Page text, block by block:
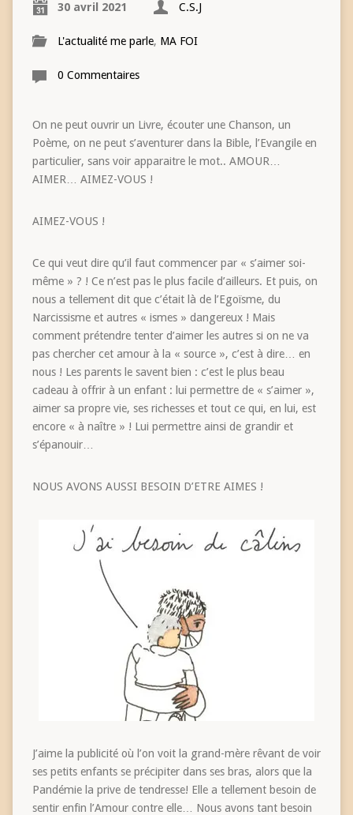
30 avril 2021 C.S.J
L'actualité me parle, MA FOI
0 Commentaires
On ne peut ouvrir un Livre, écouter une Chanson, un
Poème, on ne peut s’aventurer dans la Bible, l’Evangile en
particulier, sans voir apparaitre le mot.. AMOUR…
AIMER… AIMEZ-VOUS !
AIMEZ-VOUS !
Ce qui veut dire qu’il faut commencer par « s’aimer soi-
même » ? ! Ce n’est pas le plus facile d’ailleurs. Et puis, on
nous a tellement dit que c’était là de l’Egoïsme, du
Narcissisme et autres « ismes » dangereux ! Mais
comment prétendre tenter d’aimer les autres si on ne va
pas chercher cet amour à la « source », c’est à dire… en
nous ! Les parents le savent bien : c’est le plus beau
cadeau à offrir à un enfant : lui permettre de « s’aimer »,
aimer sa propre vie, ses richesses et tout ce qui, en lui, est
encore « à naître » ! Lui permettre ainsi de grandir et
s’épanouir…
NOUS AVONS AUSSI BESOIN D’ETRE AIMES !
J’aime la publicité où l’on voit la grand-mère rêvant de voir
ses petits enfants se précipiter dans ses bras, alors que la
Pandémie la prive de tendresse! Elle a tellement besoin de
sentir enfin l’Amour contre elle… Nous avons tant besoin